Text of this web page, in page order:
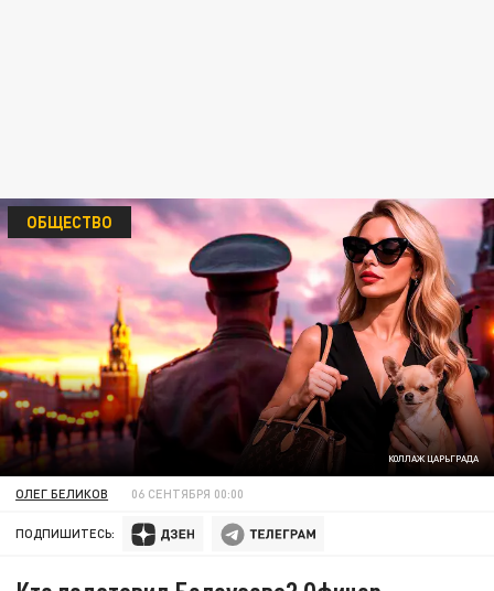
КОЛЛАЖ ЦАРЬГРАДА
ОБЩЕСТВО
ОЛЕГ БЕЛИКОВ 06 СЕНТЯБРЯ 00:00
ПОДПИШИТЕСЬ: